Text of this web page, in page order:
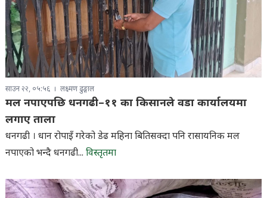
साउन २२, ०५:५६ लक्ष्मण ढुङ्गाल
मल नपाएपछि धनगढी–११ का किसानले वडा कार्यालयमा
लगाए ताला
धनगढी । धान रोपाइँ गरेको डेढ महिना बितिसक्दा पनि रासायनिक मल
नपाएको भन्दै धनगढी... विस्तृतमा